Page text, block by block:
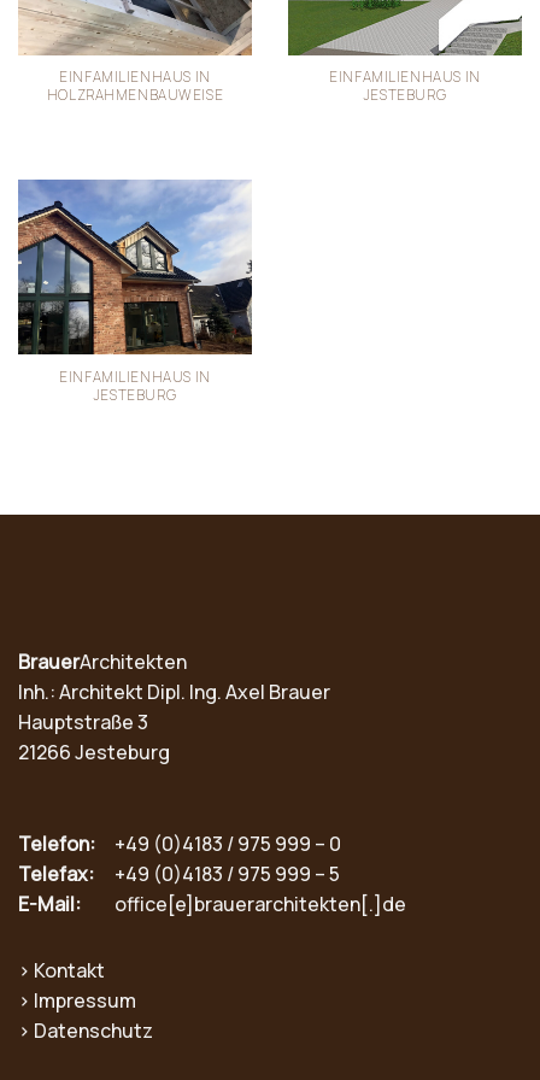
EINFAMILIENHAUS IN
HOLZRAHMENBAUWEISE
EINFAMILIENHAUS IN
JESTEBURG
EINFAMILIENHAUS IN
JESTEBURG
BrauerArchitekten
Inh.: Architekt Dipl. Ing. Axel Brauer
Hauptstraße 3
21266 Jesteburg
Telefon:
Telefax:
E-Mail:
+49 (0)4183 / 975 999 – 0
+49 (0)4183 / 975 999 – 5
office[e]brauerarchitekten[.]de
› Kontakt
› Impressum
› Datenschutz